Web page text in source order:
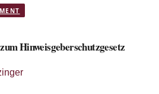
Hinweisgeberschutzgesetz